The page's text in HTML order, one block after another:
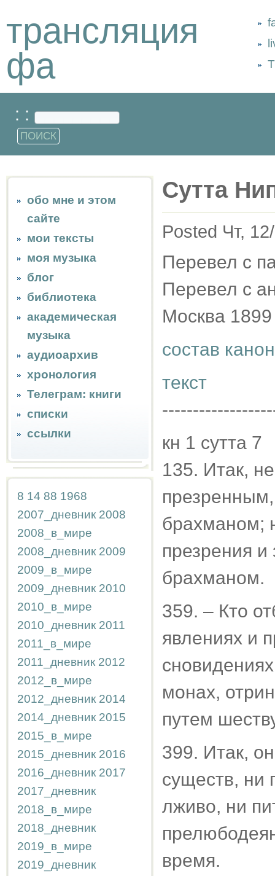
трансляция
фа
: :
обо мне и этом
сайте
мои тексты
моя музыка
блог
библиотека
академическая
музыка
аудиоархив
хронология
Телеграм: книги
списки
ссылки
8 14 88 1968
2007_дневник 2008
2008_в_мире
2008_дневник 2009
2009_в_мире
2009_дневник 2010
2010_в_мире
2010_дневник 2011
2011_в_мире
2011_дневник 2012
2012_в_мире
2012_дневник 2014
2014_дневник 2015
2015_в_мире
2015_дневник 2016
2016_дневник 2017
2017_дневник
2018_в_мире
2018_дневник
2019_в_мире
2019_дневник
Сутта
Posted Чт,
Перевел с
Перевел с
Москва 1899
состав
текст
кн 1 сутта 7
135. Итак,
брахманом;
презрения
брахманом.
359. – Кто
явлениях и
монах,
путем
399. Итак,
существ, ни
лживо, ни
время.